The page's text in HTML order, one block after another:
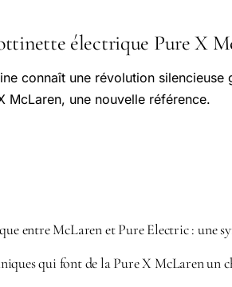
électrique Pure X
connaît une révolution silencieuse
McLaren, une nouvelle référence.
entre McLaren et Pure Electric : une
qui font de la Pure X McLaren un